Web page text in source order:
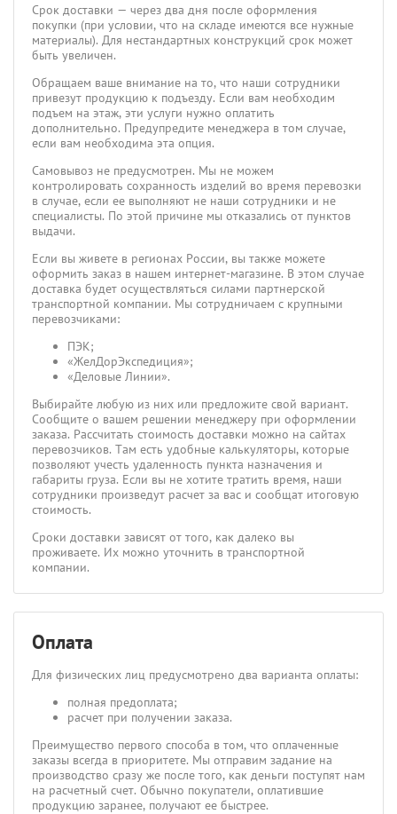
Срок доставки — через два дня после оформления
покупки (при условии, что на складе имеются все нужные
материалы). Для нестандартных конструкций срок может
быть увеличен.
Обращаем ваше внимание на то, что наши сотрудники
привезут продукцию к подъезду. Если вам необходим
подъем на этаж, эти услуги нужно оплатить
дополнительно. Предупредите менеджера в том случае,
если вам необходима эта опция.
Самовывоз не предусмотрен. Мы не можем
контролировать сохранность изделий во время перевозки
в случае, если ее выполняют не наши сотрудники и не
специалисты. По этой причине мы отказались от пунктов
выдачи.
Если вы живете в регионах России, вы также можете
оформить заказ в нашем интернет-магазине. В этом случае
доставка будет осуществляться силами партнерской
транспортной компании. Мы сотрудничаем с крупными
перевозчиками:
ПЭК;
«ЖелДорЭкспедиция»;
«Деловые Линии».
Выбирайте любую из них или предложите свой вариант.
Сообщите о вашем решении менеджеру при оформлении
заказа. Рассчитать стоимость доставки можно на сайтах
перевозчиков. Там есть удобные калькуляторы, которые
позволяют учесть удаленность пункта назначения и
габариты груза. Если вы не хотите тратить время, наши
сотрудники произведут расчет за вас и сообщат итоговую
стоимость.
Сроки доставки зависят от того, как далеко вы
проживаете. Их можно уточнить в транспортной
компании.
Оплата
Для физических лиц предусмотрено два варианта оплаты:
полная предоплата;
расчет при получении заказа.
Преимущество первого способа в том, что оплаченные
заказы всегда в приоритете. Мы отправим задание на
производство сразу же после того, как деньги поступят нам
на расчетный счет. Обычно покупатели, оплатившие
продукцию заранее, получают ее быстрее.